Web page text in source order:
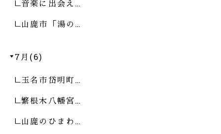
音楽に出会え…
山鹿市「湯の…
7月(6)
玉名市岱明町…
繁根木八幡宮…
山鹿のひまわ…